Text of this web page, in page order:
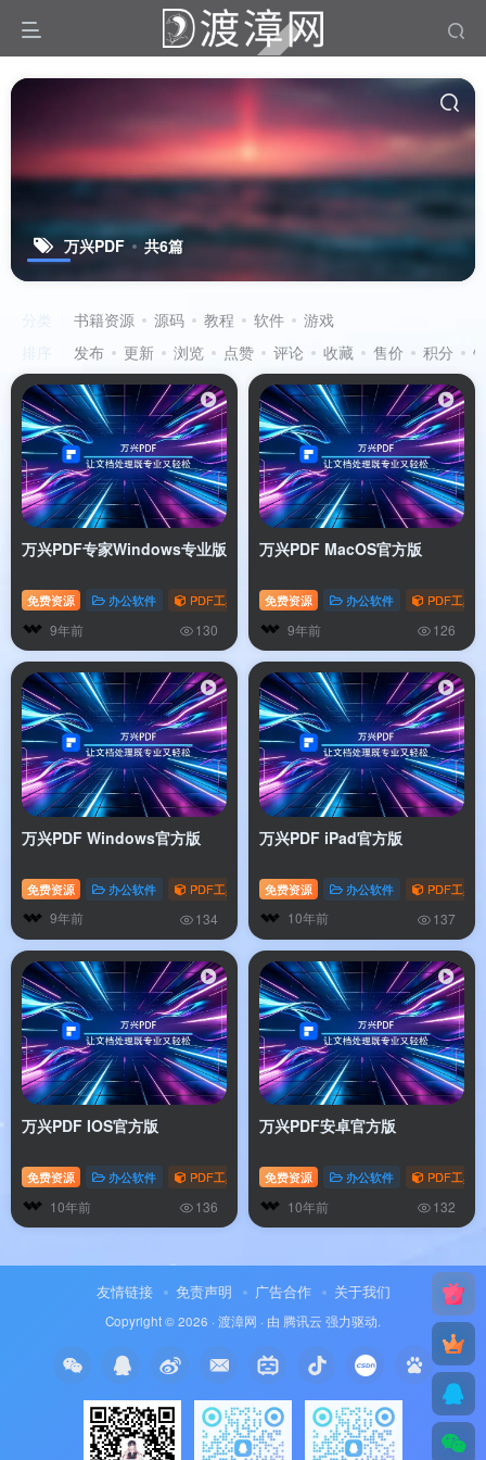
万兴PDF 共6篇
书籍资源 源码 教程 软件
游戏
发布 更新 浏览 点赞 评论 收藏 售价 积分
万兴PDF专家Windows专业版
免费资源 办公软件 PDF工具
9年前 130
万兴PDF MacOS官方版
免费资源 办公软件 PDF工具
9年前 126
万兴PDF Windows官方版
免费资源 办公软件 PDF工具
9年前 134
万兴PDF iPad官方版
免费资源 办公软件 PDF工具
10年前 137
万兴PDF IOS官方版
免费资源 办公软件 PDF工具
10年前 136
万兴PDF安卓官方版
免费资源 办公软件 PDF工具
10年前 132
友情链接 免责声明 广告合作 关于我们
Copyright © 2026 · 渡漳网 · 由 腾讯云 强力驱动.
扫码登录
使用 其它方式登录或注册
扫码登录即表示同意 用户协议、隐私声明